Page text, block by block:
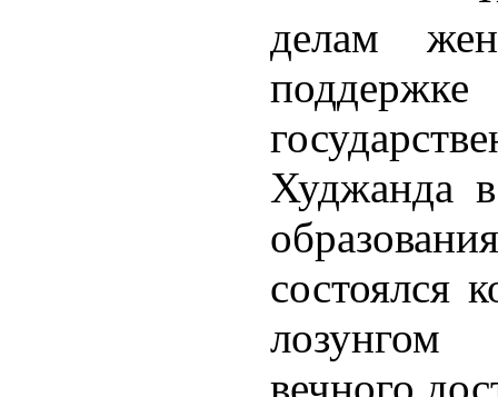
делам
поддержке
Худжанда
состоялся
лозунгом
вечного